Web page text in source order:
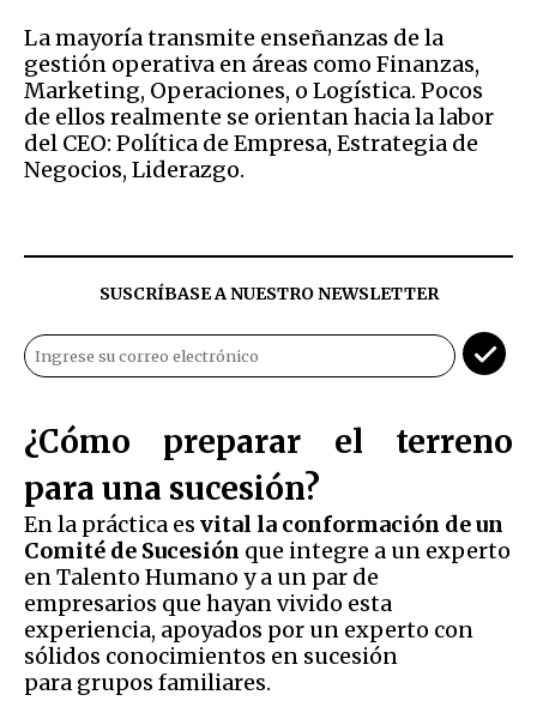
La mayoría transmite enseñanzas de la
gestión operativa en áreas como Finanzas,
Marketing, Operaciones, o Logística. Pocos
de ellos realmente se orientan hacia la labor
del CEO: Política de Empresa, Estrategia de
Negocios, Liderazgo.
SUSCRÍBASE A NUESTRO NEWSLETTER
¿Cómo preparar el terreno
para una sucesión?
En la práctica es vital la conformación de un
Comité de Sucesión que integre a un experto
en Talento Humano y a un par de
empresarios que hayan vivido esta
experiencia, apoyados por un experto con
sólidos conocimientos en sucesión
para grupos familiares.